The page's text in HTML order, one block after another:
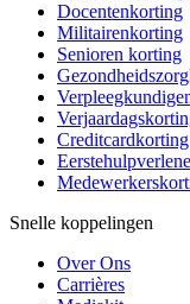
Docentenkorting
Militairenkorting
Senioren korting
Creditcardkorting
Snelle koppelingen
Over Ons
Carrières